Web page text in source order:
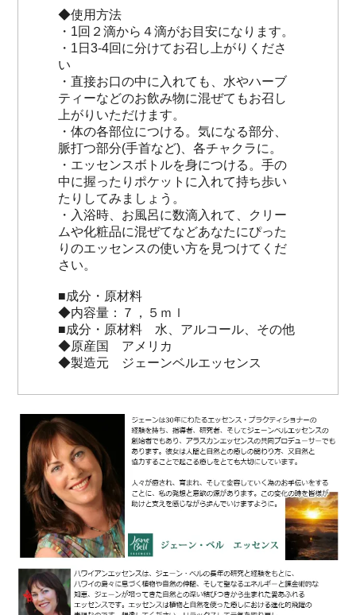
◆使用方法
・1回２滴から４滴がお目安になります。
・1日3-4回に分けてお召し上がりくださ
い
・直接お口の中に入れても、水やハーブ
ティーなどのお飲み物に混ぜてもお召し
上がりいただけます。
・体の各部位につける。気になる部分、
脈打つ部分(手首など)、各チャクラに。
・エッセンスボトルを身につける。手の
中に握ったりポケットに入れて持ち歩い
たりしてみましょう。
・入浴時、お風呂に数滴入れて、クリー
ムや化粧品に混ぜてなどあなたにぴった
りのエッセンスの使い方を見つけてくだ
さい。
■成分・原材料
◆内容量：７，５ｍｌ
■成分・原材料 水、アルコール、その他
◆原産国 アメリカ
◆製造元 ジェーンベルエッセンス